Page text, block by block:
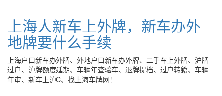
上海人新车上外牌，新车办外
地牌要什么手续
上海户口新车办外牌、外地户口新车办外牌、二手车上外牌、沪牌
过户、沪牌额度延期、车辆年查验车、退牌提档、过户转籍、车辆
年审、新车上沪C、找上海车牌网！